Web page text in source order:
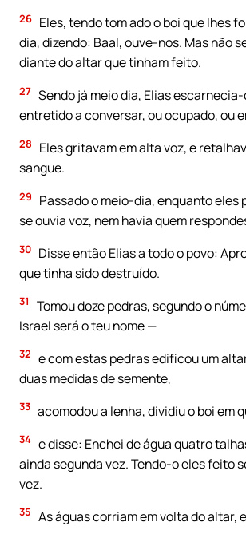
26 Eles, tendo tom ado o boi que lhes
dia, dizendo: Baal, ouve-nos. Mas não
diante do altar que tinham feito.
27 Sendo já meio dia, Elias
entretido a conversar, ou ocupado, ou
28
Eles gritavam em alta voz, e
sangue.
29
Passado o meio-dia, enquanto
se ouvia voz, nem havia quem
30 Disse então Elias a todo o povo:
que tinha sido destruído.
31
Tomou doze pedras, segundo o
Israel será o teu nome —
32 e com estas pedras edificou um
duas medidas de semente,
33 acomodou a lenha, dividiu o boi em
34 e disse: Enchei de água quatro
ainda segunda vez. Tendo-o eles feito
vez.
35 As águas corriam em volta do altar,